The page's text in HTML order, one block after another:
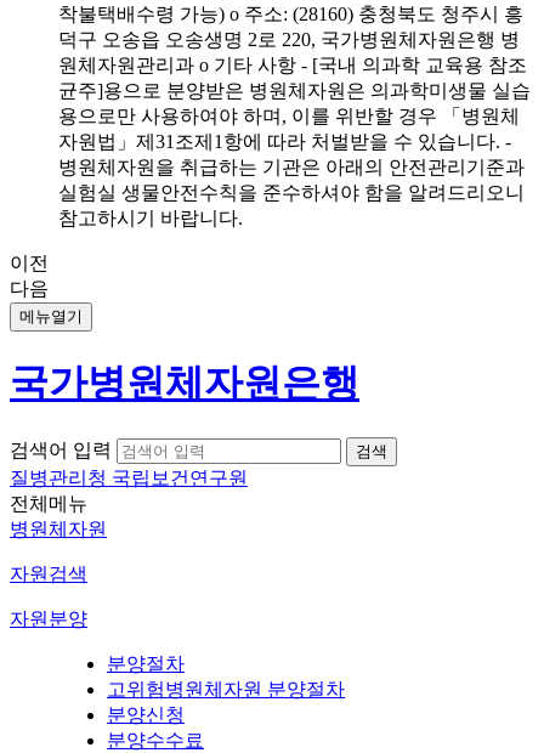
착불택배수령 가능) o 주소: (28160) 충청북도 청주시 흥
덕구 오송읍 오송생명 2로 220, 국가병원체자원은행 병
원체자원관리과 o 기타 사항 - [국내 의과학 교육용 참조
균주]용으로 분양받은 병원체자원은 의과학미생물 실습
용으로만 사용하여야 하며, 이를 위반할 경우 「병원체
자원법」제31조제1항에 따라 처벌받을 수 있습니다. -
병원체자원을 취급하는 기관은 아래의 안전관리기준과
실험실 생물안전수칙을 준수하셔야 함을 알려드리오니
참고하시기 바랍니다.
이전
다음
메뉴열기
국가병원체자원은행
검색어 입력
질병관리청 국립보건연구원
전체메뉴
병원체자원
자원검색
자원분양
분양절차
고위험병원체자원 분양절차
분양신청
분양수수료